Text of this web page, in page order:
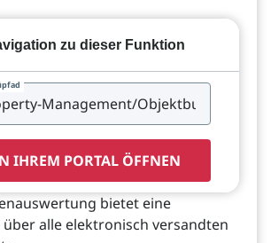
zu dieser Funktion
IHREM PORTAL ÖFFNEN
bietet eine
alle elektronisch versandten